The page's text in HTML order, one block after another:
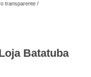
transparente
Batatuba